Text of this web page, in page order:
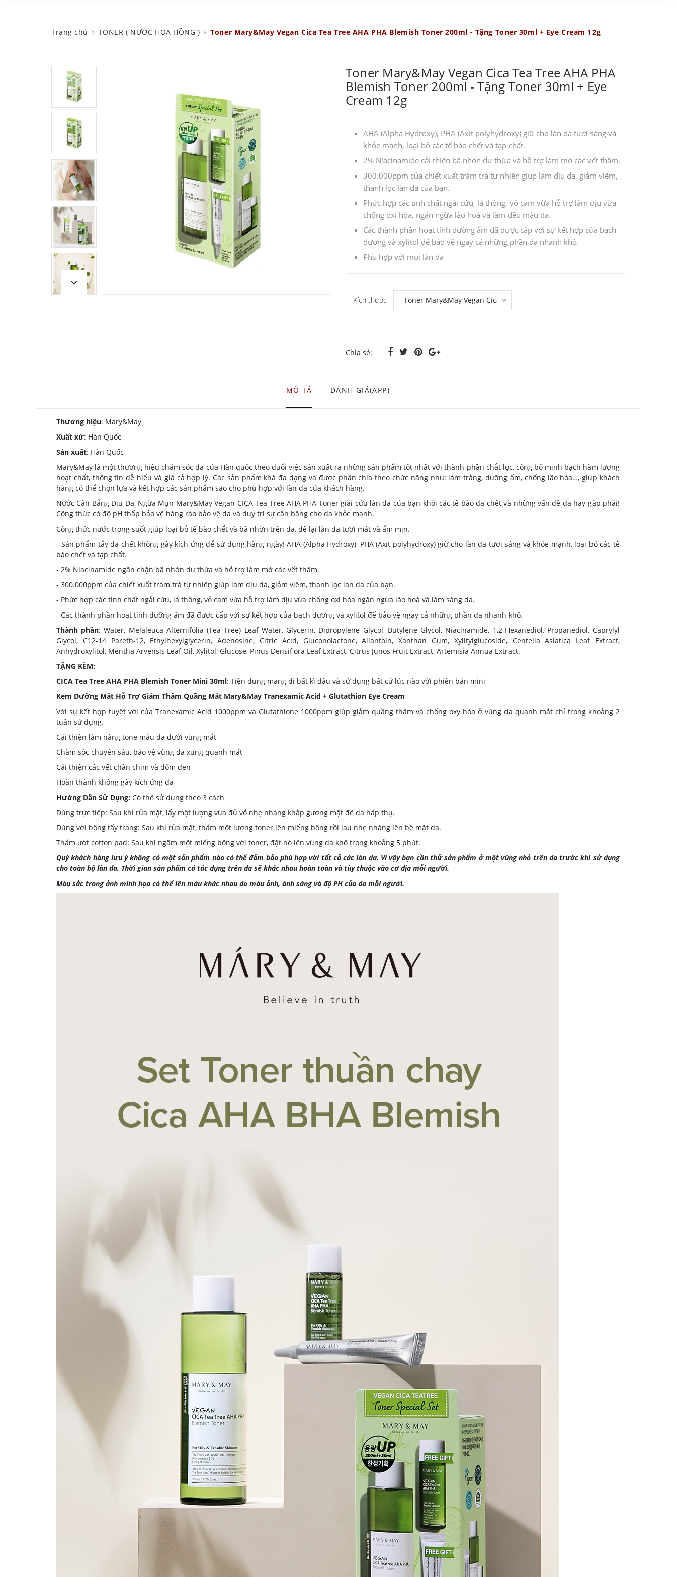
Trang chủ TONER ( NƯỚC HOA HỒNG ) Toner Mary&May Vegan Cica Tea Tree AHA PHA Blemish Toner 200ml - Tặng Toner 30ml + Eye Cream 12g
Toner Mary&May Vegan Cica Tea Tree AHA PHA
Blemish Toner 200ml - Tặng Toner 30ml + Eye
Cream 12g
AHA (Alpha Hydroxy), PHA (Axit polyhydroxy) giữ cho làn da tươi sáng và
khỏe mạnh, loại bỏ các tế bào chết và tạp chất.
2% Niacinamide cải thiện bã nhờn dư thừa và hỗ trợ làm mờ các vết thâm.
300.000ppm của chiết xuất tràm trà tự nhiên giúp làm dịu da, giảm viêm,
thanh lọc làn da của bạn.
Phức hợp các tinh chất ngải cứu, lá thông, vỏ cam vừa hỗ trợ làm dịu vừa
chống oxi hóa, ngăn ngừa lão hoá và làm đều màu da.
Các thành phần hoạt tính dưỡng ẩm đã được cấp với sự kết hợp của bạch
dương và xylitol để bảo vệ ngay cả những phần da nhanh khô.
Phù hợp với mọi làn da
Kích thước
Chia sẻ:
MÔ TẢ ĐÁNH GIÁ(APP)
Thương hiệu: Mary&May
Xuất xứ: Hàn Quốc
Sản xuất: Hàn Quốc
Mary&May là một thương hiệu chăm sóc da của Hàn quốc theo đuổi việc sản xuất ra những sản phẩm tốt nhất với thành phần chắt lọc, công bố minh bạch hàm lượng
hoạt chất, thông tin dễ hiểu và giá cả hợp lý. Các sản phẩm khá đa dạng và được phân chia theo chức năng như: làm trắng, dưỡng ẩm, chống lão hóa…, giúp khách
hàng có thể chọn lựa và kết hợp các sản phẩm sao cho phù hợp với làn da của khách hàng.
Nước Cân Bằng Dịu Da, Ngừa Mụn Mary&May Vegan CICA Tea Tree AHA PHA Toner giải cứu làn da của bạn khỏi các tế bào da chết và những vấn đề da hay gặp phải!
Công thức có độ pH thấp bảo vệ hàng rào bảo vệ da và duy trì sự cân bằng cho da khỏe mạnh.
Công thức nước trong suốt giúp loại bỏ tế bào chết và bã nhờn trên da, để lại làn da tươi mát và ẩm mịn.
- Sản phẩm tẩy da chết không gây kích ứng để sử dụng hàng ngày! AHA (Alpha Hydroxy), PHA (Axit polyhydroxy) giữ cho làn da tươi sáng và khỏe mạnh, loại bỏ các tế
bào chết và tạp chất.
- 2% Niacinamide ngăn chặn bã nhờn dư thừa và hỗ trợ làm mờ các vết thâm.
- 300.000ppm của chiết xuất tràm trà tự nhiên giúp làm dịu da, giảm viêm, thanh lọc làn da của bạn.
- Phức hợp các tinh chất ngải cứu, lá thông, vỏ cam vừa hỗ trợ làm dịu vừa chống oxi hóa ngăn ngừa lão hoá và làm sáng da.
- Các thành phần hoạt tính dưỡng ẩm đã được cấp với sự kết hợp của bạch dương và xylitol để bảo vệ ngay cả những phần da nhanh khô.
Thành phần: Water, Melaleuca Alternifolia (Tea Tree) Leaf Water, Glycerin, Dipropylene Glycol, Butylene Glycol, Niacinamide, 1,2-Hexanediol, Propanediol, Caprylyl
Glycol, C12-14 Pareth-12, Ethylhexylglycerin, Adenosine, Citric Acid, Gluconolactone, Allantoin, Xanthan Gum, Xylitylglucoside, Centella Asiatica Leaf Extract,
Anhydroxylitol, Mentha Arvensis Leaf Oil, Xylitol, Glucose, Pinus Densiflora Leaf Extract, Citrus Junos Fruit Extract, Artemisia Annua Extract.
TẶNG KÈM:
CICA Tea Tree AHA PHA Blemish Toner Mini 30ml: Tiện dung mang đi bất kì đâu và sử dụng bất cứ lúc nào với phiên bản mini
Kem Dưỡng Mắt Hỗ Trợ Giảm Thâm Quầng Mắt Mary&May Tranexamic Acid + Glutathion Eye Cream
Với sự kết hợp tuyệt vời của Tranexamic Acid 1000ppm và Glutathione 1000ppm giúp giảm quầng thâm và chống oxy hóa ở vùng da quanh mắt chỉ trong khoảng 2
tuần sử dụng.
Cải thiện làm nâng tone màu da dưới vùng mắt
Chăm sóc chuyên sâu, bảo vệ vùng da xung quanh mắt
Cải thiện các vết chân chim và đốm đen
Hoàn thành không gây kích ứng da
Hướng Dẫn Sử Dụng: Có thể sử dụng theo 3 cách
Dùng trực tiếp: Sau khi rửa mặt, lấy một lượng vừa đủ vỗ nhẹ nhàng khắp gương mặt để da hấp thụ.
Dùng với bông tẩy trang: Sau khi rửa mặt, thấm một lượng toner lên miếng bông rồi lau nhẹ nhàng lên bề mặt da.
Thấm ướt cotton pad: Sau khi ngâm một miếng bông với toner, đặt nó lên vùng da khô trong khoảng 5 phút.
Quý khách hàng lưu ý không có một sản phẩm nào có thể đảm bảo phù hợp với tất cả các làn da. Vì vậy bạn cần thử sản phẩm ở một vùng nhỏ trên da trước khi sử dụng
cho toàn bộ làn da. Thời gian sản phẩm có tác dụng trên da sẽ khác nhau hoàn toàn và tùy thuộc vào cơ địa mỗi người.
Màu sắc trong ảnh minh họa có thể lên màu khác nhau do màu ảnh, ánh sáng và độ PH của da mỗi người.